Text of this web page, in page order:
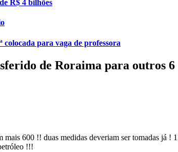
R$ 4 bilhões
para vaga de professora
de Roraima para outros 6
600 !! duas medidas deveriam ser tomadas já
!!!